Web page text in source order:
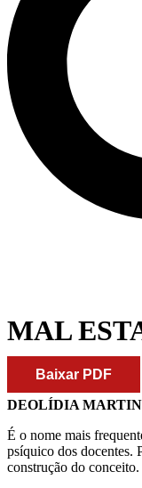
MAL
Baixar PDF
DEOLÍDIA
É o nome mais
psíquico dos docentes.
construção do conceito.